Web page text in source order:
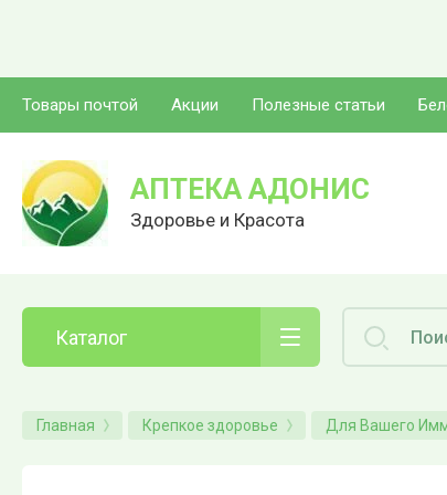
Товары почтой Акции Полезные статьи
АПТЕКА АДОНИС
Здоровье и Красота
Каталог
Главная Крепкое здоровье Для Вашего